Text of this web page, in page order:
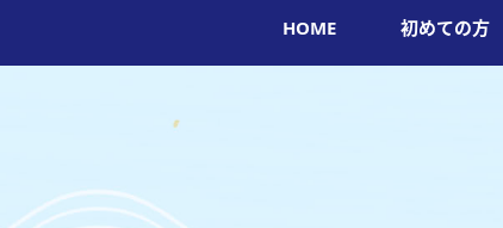
HOME 初めての方